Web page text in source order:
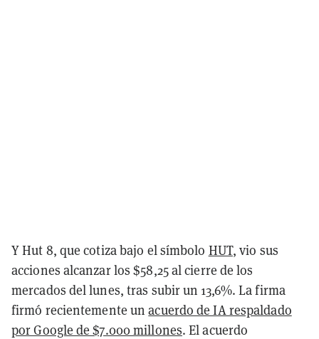
Y Hut 8, que cotiza bajo el símbolo HUT, vio sus
acciones alcanzar los $58,25 al cierre de los
mercados del lunes, tras subir un 13,6%. La firma
firmó recientemente unacuerdo de IA respaldado
por Google de $7.000 millones. El acuerdo